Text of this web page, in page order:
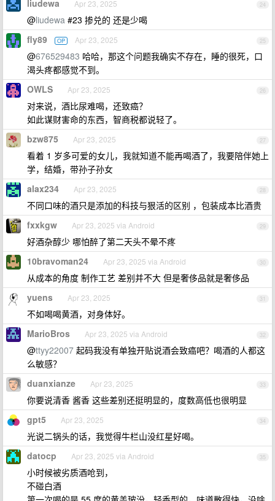
24
liudewa Apr 23, 2025
@liudewa #23 掺兑的 还是少喝
25
fly89 OP Apr 23, 2025
@676529483 哈哈，那这个问题我确实不存在，睡的很死，口
渴头疼都感觉不到。
26
OWLS Apr 23, 2025
对来说，酒比尿难喝，还致癌？
如此谋财害命的东西，智商税都说轻了。
27
bzw875 Apr 23, 2025
看着 1 岁多可爱的女儿，我就知道不能再喝酒了，我要陪伴她上
学，结婚，带孙子孙女
28
alax234 Apr 23, 2025
不同口味的酒只是添加的科技与狠活的区别 ，包装成本比酒贵
29
fxxkgw Apr 23, 2025 via Android
好酒杂醇少 哪怕醉了第二天头不晕不疼
30
10bravoman24 Apr 23, 2025 via Android
从成本的角度 制作工艺 差别并不大 但是奢侈品就是奢侈品
31
yuens Apr 23, 2025
不如喝喝黄酒，对身体好。
32
MarioBros Apr 23, 2025 via Android
@ttyy22007 起码我没有单独开贴说酒会致癌吧？喝酒的人都这
么敏感？
33
duanxianze Apr 23, 2025
你要说清香 酱香 这些差别还挺明显的，度数高低也很明显
34
gpt5 Apr 23, 2025
光说二锅头的话，我觉得牛栏山没红星好喝。
35
datocp Apr 23, 2025 via Android
小时候被劣质酒呛到，
不碰白酒